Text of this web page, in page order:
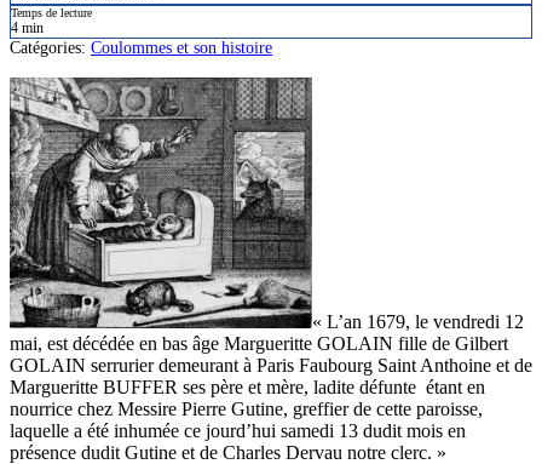
Temps de lecture
4 min
Catégories: Coulommes et son histoire
« L’an 1679, le vendredi 12
mai, est décédée en bas âge Margueritte GOLAIN fille de Gilbert
GOLAIN serrurier demeurant à Paris Faubourg Saint Anthoine et de
Margueritte BUFFER ses père et mère, ladite défunte étant en
nourrice chez Messire Pierre Gutine, greffier de cette paroisse,
laquelle a été inhumée ce jourd’hui samedi 13 dudit mois en
présence dudit Gutine et de Charles Dervau notre clerc. »